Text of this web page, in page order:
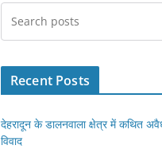
Recent Posts
देहरादून के डालनवाला क्षेत्र में कथित
विवाद